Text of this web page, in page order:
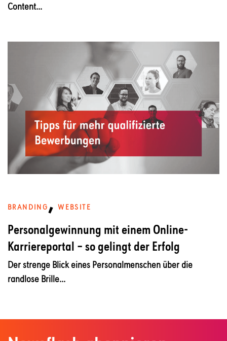
Content...
BRANDING ,WEBSITE
Personalgewinnung mit einem Online-
Karriereportal – so gelingt der Erfolg
Der strenge Blick eines Personalmenschen über die
randlose Brille...